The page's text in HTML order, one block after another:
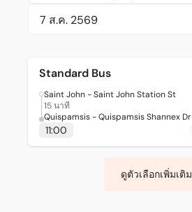
Standard Bus
Saint John - Saint John Station St
15 นาที
Quispamsis - Quispamsis Shannex Dr
11:00
ดูตัวเลือกเพิ่มเติม